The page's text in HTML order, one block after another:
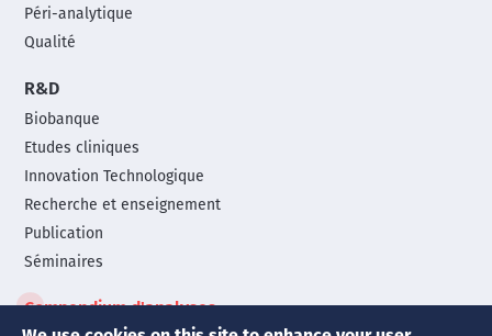
Péri-analytique
Qualité
R&D
Biobanque
Etudes cliniques
Innovation Technologique
Recherche et enseignement
Publication
Séminaires
Compendium d'analyses